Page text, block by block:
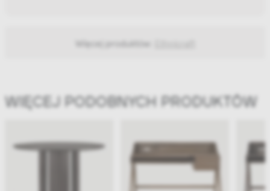
Więcej produktów:
WIĘCEJ PODOBNYCH PRODUKTÓW